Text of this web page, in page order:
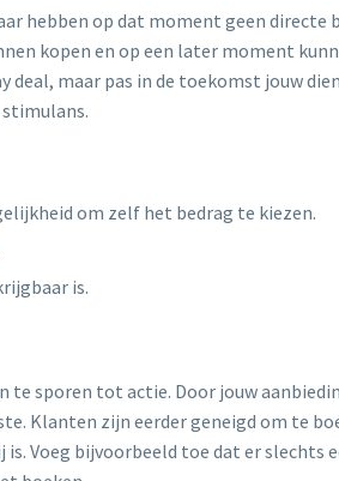
hebben op dat moment geen directe
kopen en op een later moment
deal, maar pas in de toekomst jouw
om zelf het bedrag te kiezen.
is.
sporen tot actie. Door jouw
Klanten zijn eerder geneigd om te
Voeg bijvoorbeeld toe dat er slechts